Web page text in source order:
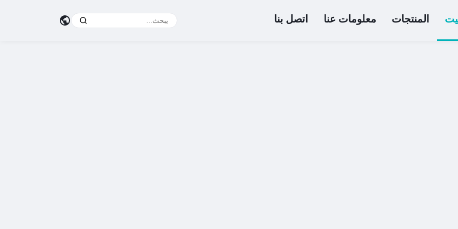
المنتجات معلومات عنا اتصل بنا